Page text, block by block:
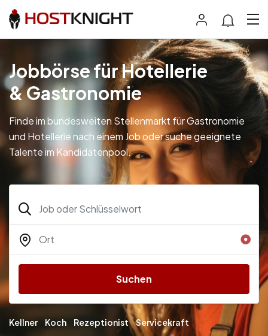
Jobbörse für Hotellerie
& Gastronomie
Finde im bundesweiten Stellenmarkt für Gastronomie
und Hotellerie nach einem Job oder suche geeignete
Talente im Kandidatenpool.
Suchen
Kellner Koch Rezeptionist Servicekraft